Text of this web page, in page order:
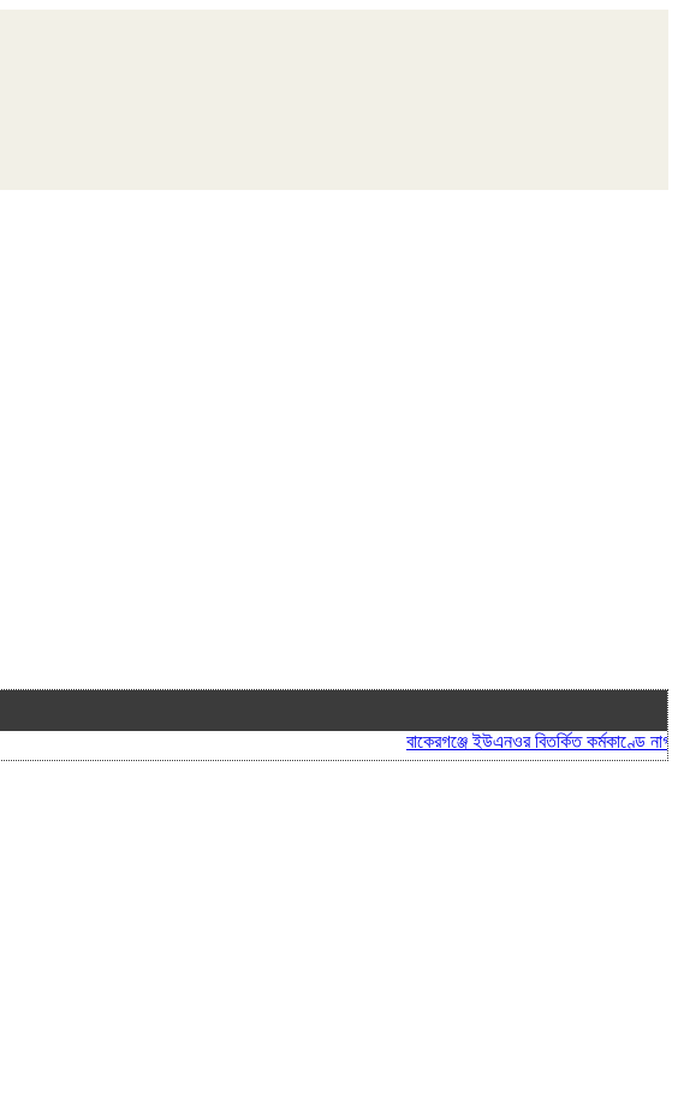
বাকেরগঞ্জে ইউএনওর বিতর্কিত কর্মকাণ্ডে নাগরিক